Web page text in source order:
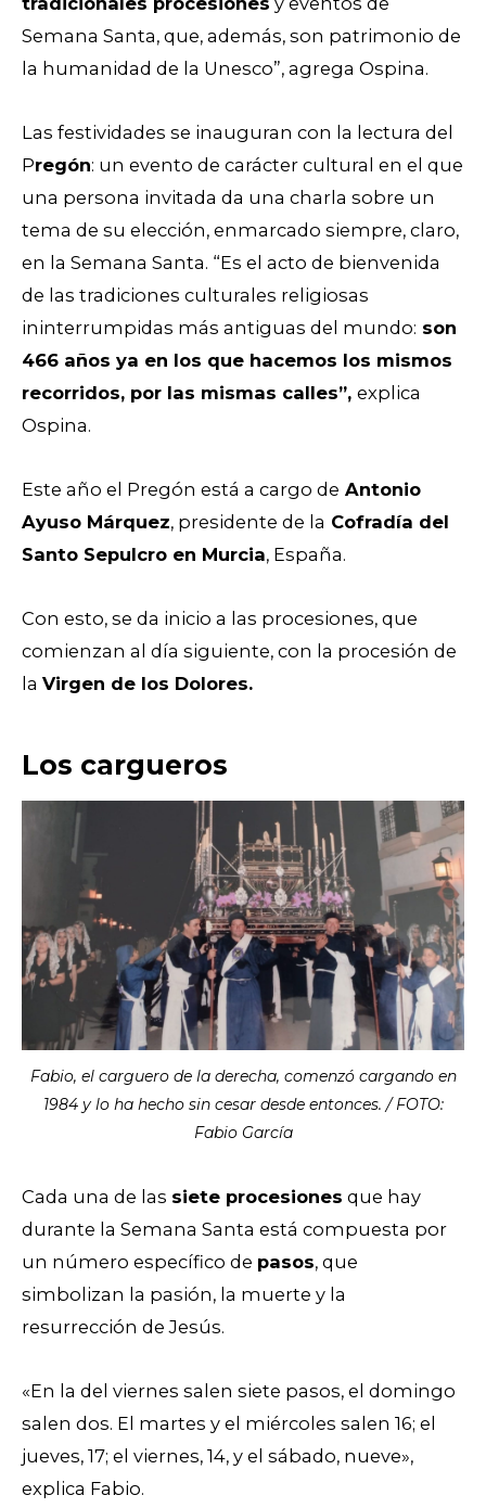
Semana Santa, que, además, son patrimonio de
la humanidad de la Unesco”, agrega Ospina.
Las festividades se inauguran con la lectura del
Pregón: un evento de carácter cultural en el que
una persona invitada da una charla sobre un
tema de su elección, enmarcado siempre, claro,
en la Semana Santa. “Es el acto de bienvenida
de las tradiciones culturales religiosas
ininterrumpidas más antiguas del mundo: son
466 años ya en los que hacemos los mismos
recorridos, por las mismas calles”, explica
Ospina.
Este año el Pregón está a cargo de Antonio
Ayuso Márquez, presidente de la Cofradía del
Santo Sepulcro en Murcia, España.
Con esto, se da inicio a las procesiones, que
comienzan al día siguiente, con la procesión de
la Virgen de los Dolores.
Los cargueros
Fabio, el carguero de la derecha, comenzó cargando en
1984 y lo ha hecho sin cesar desde entonces. / FOTO:
Fabio García
Cada una de las siete procesiones que hay
durante la Semana Santa está compuesta por
un número específico de pasos, que
simbolizan la pasión, la muerte y la
resurrección de Jesús.
«En la del viernes salen siete pasos, el domingo
salen dos. El martes y el miércoles salen 16; el
jueves, 17; el viernes, 14, y el sábado, nueve»,
explica Fabio.